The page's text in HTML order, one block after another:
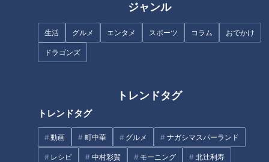
ジャンル
生活 グルメ エンタメ スポーツ コラム おでかけ
ドラゴンズ
トレンドタグ
トレンドタグ
動画 町中華 グルメ ナガシマスパーランド
レシピ 中村彩賀 モーニング 北辻利寿
“闘将”星野仙一のリーダーシッ
プに酔いしれた日～ドラゴンズ
5分で球場を去る！